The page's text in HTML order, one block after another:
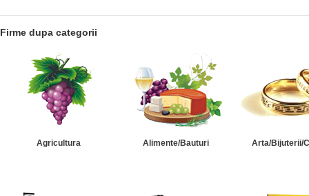
Firme dupa categorii
Agricultura Alimente/Bauturi Arta/Bijuterii/